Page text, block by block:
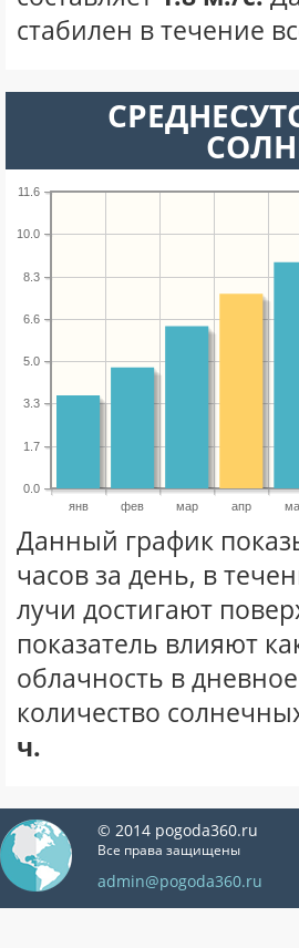
стабилен в течение
янв фев мар апр
0.0
1.7
3.3
5.0
6.6
8.3
10.0
11.6
Данный график
часов за день, в
лучи достигают
показатель влияют
облачность в
количество
ч.
© 2014 pogoda360.ru
Все права защищены
admin@pogoda360.ru